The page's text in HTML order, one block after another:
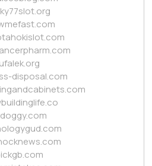
ufalek.org
disposal.com